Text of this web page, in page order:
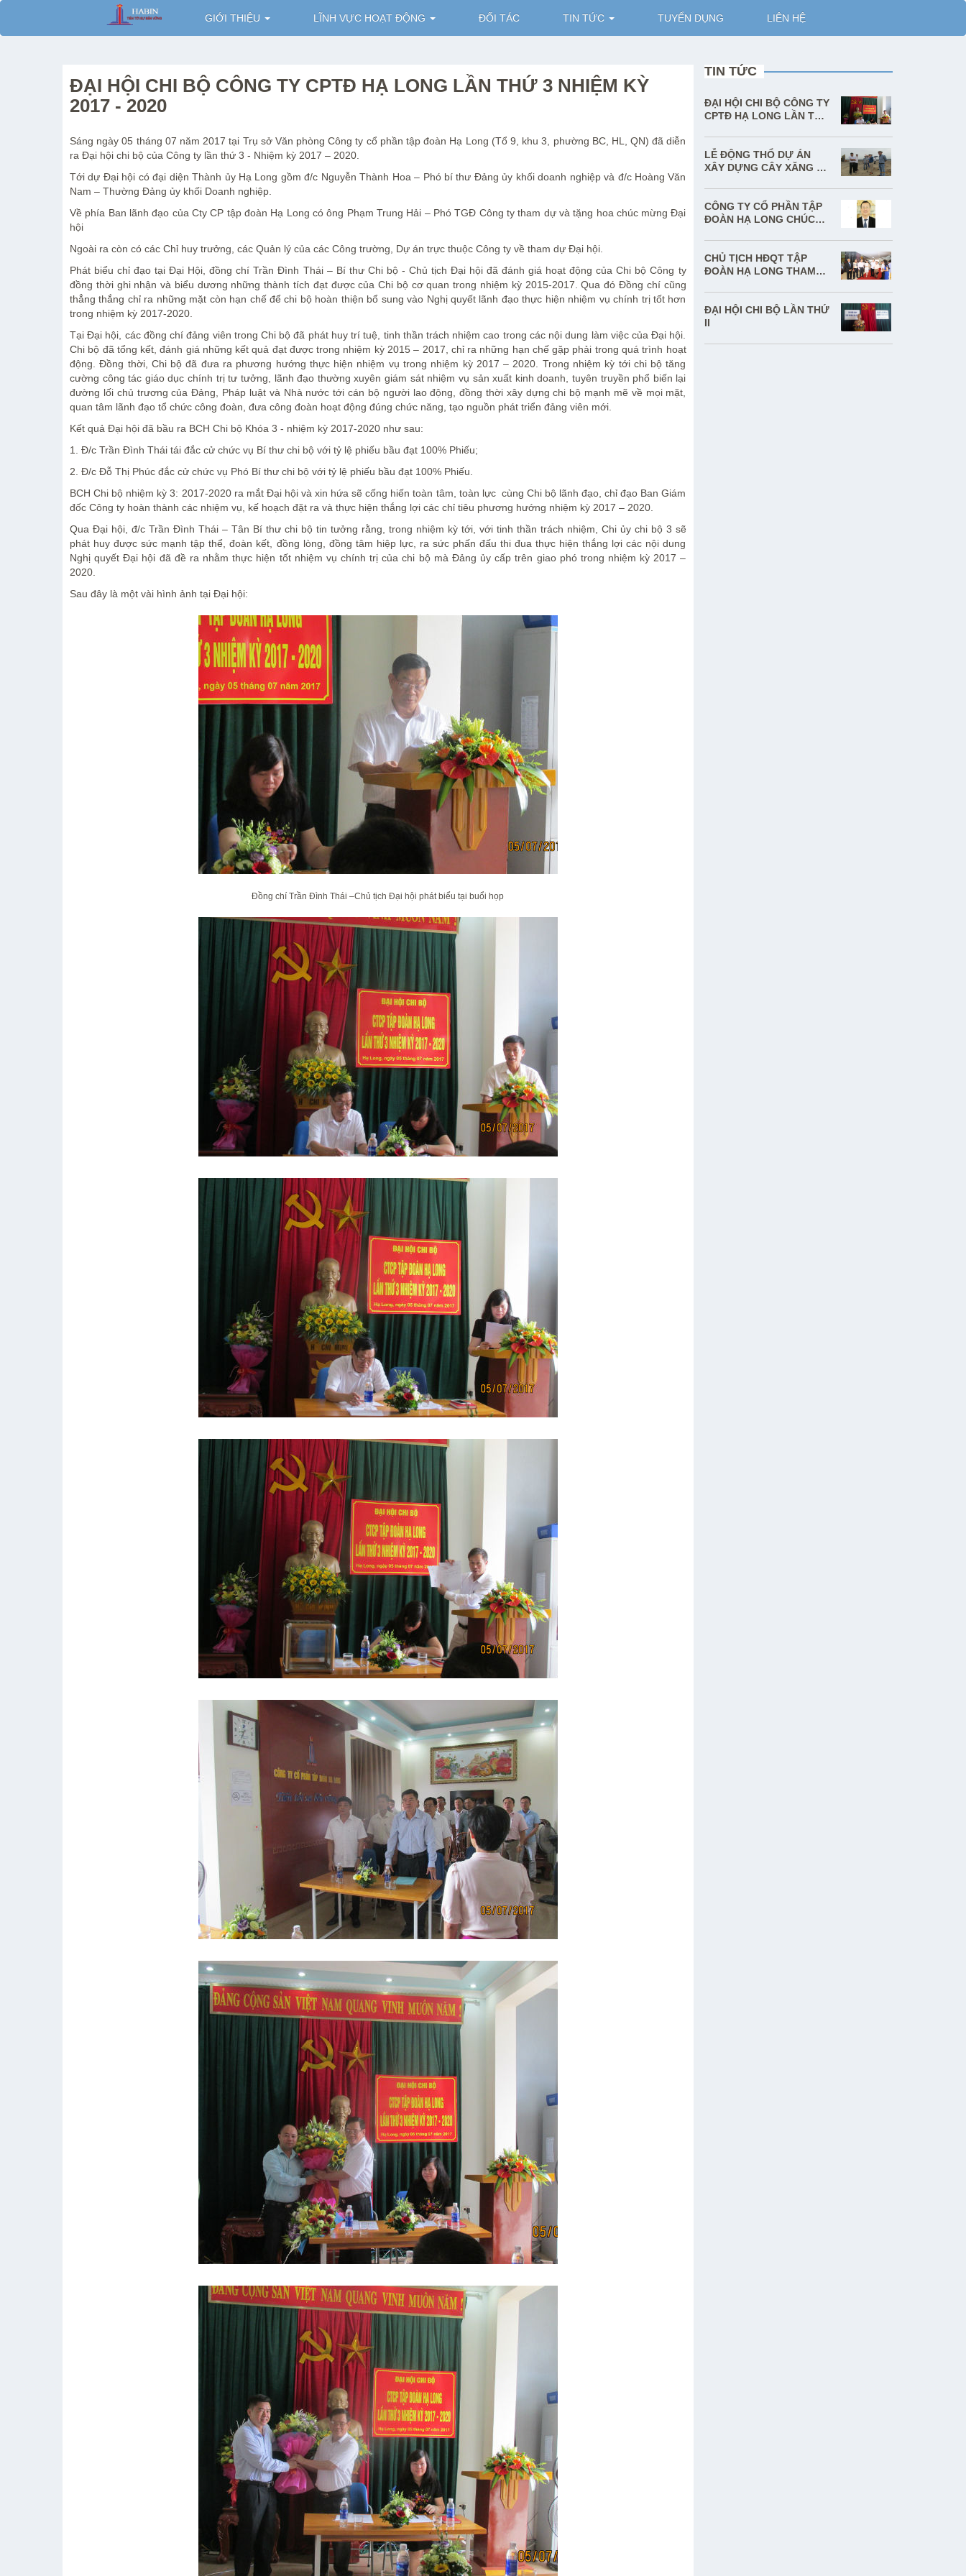
GIỚI THIỆU LĨNH VỰC HOẠT ĐỘNG ĐỐI TÁC TIN TỨC TUYỂN DỤNG LIÊN HỆ
ĐẠI HỘI CHI BỘ CÔNG TY CPTĐ HẠ LONG LẦN THỨ 3 NHIỆM KỲ
2017 - 2020
Sáng ngày 05 tháng 07 năm 2017 tại Trụ sở Văn phòng Công ty cổ phần tập đoàn Hạ Long (Tổ 9, khu 3, phường BC, HL, QN) đã diễn
ra Đại hội chi bộ của Công ty lần thứ 3 - Nhiệm kỳ 2017 – 2020.
Tới dự Đại hội có đại diện Thành ủy Hạ Long gồm đ/c Nguyễn Thành Hoa – Phó bí thư Đảng ủy khối doanh nghiệp và đ/c Hoàng Văn
Nam – Thường Đảng ủy khối Doanh nghiệp.
Về phía Ban lãnh đạo của Cty CP tập đoàn Hạ Long có ông Phạm Trung Hải – Phó TGĐ Công ty tham dự và tặng hoa chúc mừng Đại
hội
Ngoài ra còn có các Chỉ huy trưởng, các Quản lý của các Công trường, Dự án trực thuộc Công ty về tham dự Đại hội.
Phát biểu chỉ đạo tại Đại Hội, đồng chí Trần Đình Thái – Bí thư Chi bộ - Chủ tịch Đại hội đã đánh giá hoạt động của Chi bộ Công ty
đồng thời ghi nhận và biểu dương những thành tích đạt được của Chi bộ cơ quan trong nhiệm kỳ 2015-2017. Qua đó Đồng chí cũng
thẳng thắng chỉ ra những mặt còn hạn chế để chi bộ hoàn thiện bổ sung vào Nghị quyết lãnh đạo thực hiện nhiệm vụ chính trị tốt hơn
trong nhiệm kỳ 2017-2020.
Tại Đại hội, các đồng chí đảng viên trong Chi bộ đã phát huy trí tuệ, tinh thần trách nhiệm cao trong các nội dung làm việc của Đại hội.
Chi bộ đã tổng kết, đánh giá những kết quả đạt được trong nhiệm kỳ 2015 – 2017, chỉ ra những hạn chế gặp phải trong quá trình hoạt
động. Đồng thời, Chi bộ đã đưa ra phương hướng thực hiện nhiệm vụ trong nhiệm kỳ 2017 – 2020. Trong nhiệm kỳ tới chi bộ tăng
cường công tác giáo dục chính trị tư tưởng, lãnh đạo thường xuyên giám sát nhiệm vụ sản xuất kinh doanh, tuyên truyền phổ biến lại
đường lối chủ trương của Đảng, Pháp luật và Nhà nước tới cán bộ người lao động, đồng thời xây dựng chi bộ mạnh mẽ về mọi mặt,
quan tâm lãnh đạo tổ chức công đoàn, đưa công đoàn hoạt động đúng chức năng, tạo nguồn phát triển đảng viên mới.
Kết quả Đại hội đã bầu ra BCH Chi bộ Khóa 3 - nhiệm kỳ 2017-2020 như sau:
1. Đ/c Trần Đình Thái tái đắc cử chức vụ Bí thư chi bộ với tỷ lệ phiếu bầu đạt 100% Phiếu;
2. Đ/c Đỗ Thị Phúc đắc cử chức vụ Phó Bí thư chi bộ với tỷ lệ phiếu bầu đạt 100% Phiếu.
BCH Chi bộ nhiệm kỳ 3: 2017-2020 ra mắt Đại hội và xin hứa sẽ cống hiến toàn tâm, toàn lực cùng Chi bộ lãnh đạo, chỉ đạo Ban Giám
đốc Công ty hoàn thành các nhiệm vụ, kế hoạch đặt ra và thực hiện thắng lợi các chỉ tiêu phương hướng nhiệm kỳ 2017 – 2020.
Qua Đại hội, đ/c Trần Đình Thái – Tân Bí thư chi bộ tin tưởng rằng, trong nhiệm kỳ tới, với tinh thần trách nhiệm, Chi ủy chi bộ 3 sẽ
phát huy được sức mạnh tập thể, đoàn kết, đồng lòng, đồng tâm hiệp lực, ra sức phấn đấu thi đua thực hiện thắng lợi các nội dung
Nghị quyết Đại hội đã đề ra nhằm thực hiện tốt nhiệm vụ chính trị của chi bộ mà Đảng ủy cấp trên giao phó trong nhiệm kỳ 2017 –
2020.
Sau đây là một vài hình ảnh tại Đại hội:
Đồng chí Trần Đình Thái –Chủ tịch Đại hội phát biểu tại buổi họp
TIN TỨC
ĐẠI HỘI CHI BỘ CÔNG TY
CPTĐ HẠ LONG LẦN THỨ
LỄ ĐỘNG THỔ DỰ ÁN
XÂY DỰNG CÂY XĂNG XÃ
CÔNG TY CỔ PHẦN TẬP
ĐOÀN HẠ LONG CHÚC
CHỦ TỊCH HĐQT TẬP
ĐOÀN HẠ LONG THAM
ĐẠI DIỆN CHÍNH QUYỀN
ĐỊA PHƯƠNG TỈNH
ĐẠI HỘI CHI BỘ LẦN THỨ
II